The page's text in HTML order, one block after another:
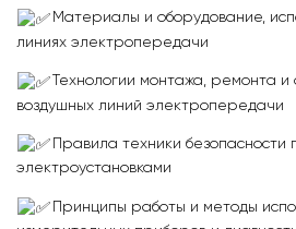
Материалы и оборудование,
линиях электропередачи
Технологии монтажа, ремонта и
воздушных линий электропередачи
Правила техники безопасности
электроустановками
Принципы работы и методы